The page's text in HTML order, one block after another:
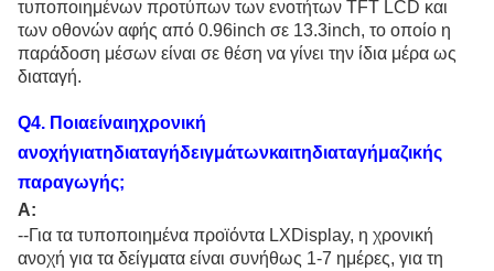
τυποποιημένων προτύπων των ενοτήτων TFT LCD και
των οθονών αφής από 0.96inch σε 13.3inch, το οποίο η
παράδοση μέσων είναι σε θέση να γίνει την ίδια μέρα ως
διαταγή.
Q4. Ποιαείναιηχρονική
ανοχήγιατηδιαταγήδειγμάτωνκαιτηδιαταγήμαζικής
παραγωγής;
Α:
--Για τα τυποποιημένα προϊόντα LXDisplay, η χρονική
ανοχή για τα δείγματα είναι συνήθως 1-7 ημέρες, για τη